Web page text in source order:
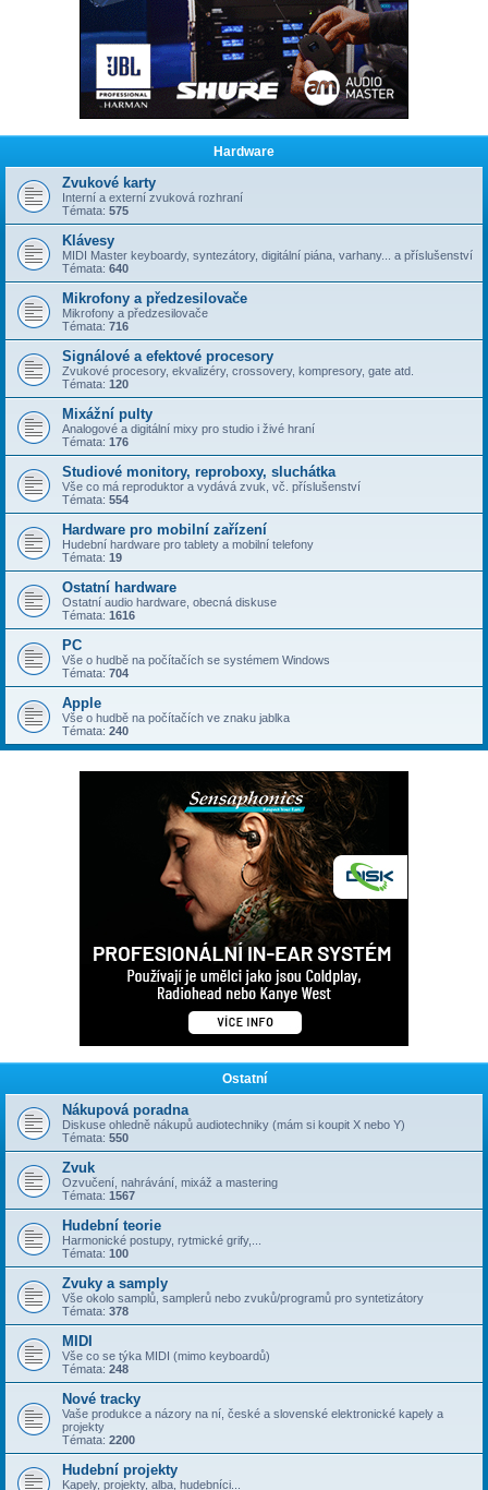
Hardware
Zvukové karty
Interní a externí zvuková rozhraní
Témata: 575
Klávesy
MIDI Master keyboardy, syntezátory, digitální piána, varhany... a příslušenství
Témata: 640
Mikrofony a předzesilovače
Mikrofony a předzesilovače
Témata: 716
Signálové a efektové procesory
Zvukové procesory, ekvalizéry, crossovery, kompresory, gate atd.
Témata: 120
Mixážní pulty
Analogové a digitální mixy pro studio i živé hraní
Témata: 176
Studiové monitory, reproboxy, sluchátka
Vše co má reproduktor a vydává zvuk, vč. příslušenství
Témata: 554
Hardware pro mobilní zařízení
Hudební hardware pro tablety a mobilní telefony
Témata: 19
Ostatní hardware
Ostatní audio hardware, obecná diskuse
Témata: 1616
PC
Vše o hudbě na počítačích se systémem Windows
Témata: 704
Apple
Vše o hudbě na počítačích ve znaku jablka
Témata: 240
Ostatní
Nákupová poradna
Diskuse ohledně nákupů audiotechniky (mám si koupit X nebo Y)
Témata: 550
Zvuk
Ozvučení, nahrávání, mixáž a mastering
Témata: 1567
Hudební teorie
Harmonické postupy, rytmické grify,...
Témata: 100
Zvuky a samply
Vše okolo samplů, samplerů nebo zvuků/programů pro syntetizátory
Témata: 378
MIDI
Vše co se týka MIDI (mimo keyboardů)
Témata: 248
Nové tracky
Vaše produkce a názory na ní, české a slovenské elektronické kapely a
projekty
Témata: 2200
Hudební projekty
Kapely, projekty, alba, hudebníci...